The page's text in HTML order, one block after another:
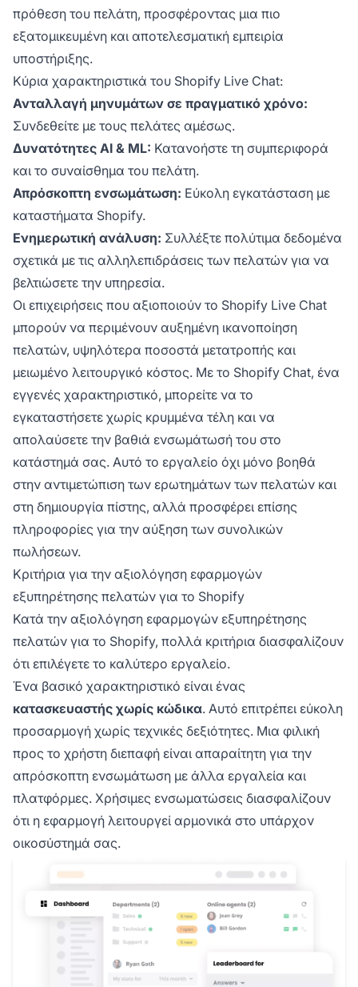
πρόθεση του πελάτη, προσφέροντας μια πιο
εξατομικευμένη και αποτελεσματική εμπειρία
υποστήριξης.
Κύρια χαρακτηριστικά του Shopify Live Chat:
Ανταλλαγή μηνυμάτων σε πραγματικό χρόνο:
Συνδεθείτε με τους πελάτες αμέσως.
Δυνατότητες AI & ML: Κατανοήστε τη συμπεριφορά
και το συναίσθημα του πελάτη.
Απρόσκοπτη ενσωμάτωση: Εύκολη εγκατάσταση με
καταστήματα Shopify.
Ενημερωτική ανάλυση: Συλλέξτε πολύτιμα δεδομένα
σχετικά με τις αλληλεπιδράσεις των πελατών για να
βελτιώσετε την υπηρεσία.
Οι επιχειρήσεις που αξιοποιούν το Shopify Live Chat
μπορούν να περιμένουν αυξημένη ικανοποίηση
πελατών, υψηλότερα ποσοστά μετατροπής και
μειωμένο λειτουργικό κόστος. Με το Shopify Chat, ένα
εγγενές χαρακτηριστικό, μπορείτε να το
εγκαταστήσετε χωρίς κρυμμένα τέλη και να
απολαύσετε την βαθιά ενσωμάτωσή του στο
κατάστημά σας. Αυτό το εργαλείο όχι μόνο βοηθά
στην αντιμετώπιση των ερωτημάτων των πελατών και
στη δημιουργία πίστης, αλλά προσφέρει επίσης
πληροφορίες για την αύξηση των συνολικών
πωλήσεων.
Κριτήρια για την αξιολόγηση εφαρμογών
εξυπηρέτησης πελατών για το Shopify
Κατά την αξιολόγηση εφαρμογών εξυπηρέτησης
πελατών για το Shopify, πολλά κριτήρια διασφαλίζουν
ότι επιλέγετε το καλύτερο εργαλείο.
Ένα βασικό χαρακτηριστικό είναι ένας
κατασκευαστής χωρίς κώδικα. Αυτό επιτρέπει εύκολη
προσαρμογή χωρίς τεχνικές δεξιότητες. Μια φιλική
προς το χρήστη διεπαφή είναι απαραίτητη για την
απρόσκοπτη ενσωμάτωση με άλλα εργαλεία και
πλατφόρμες. Χρήσιμες ενσωματώσεις διασφαλίζουν
ότι η εφαρμογή λειτουργεί αρμονικά στο υπάρχον
οικοσύστημά σας.